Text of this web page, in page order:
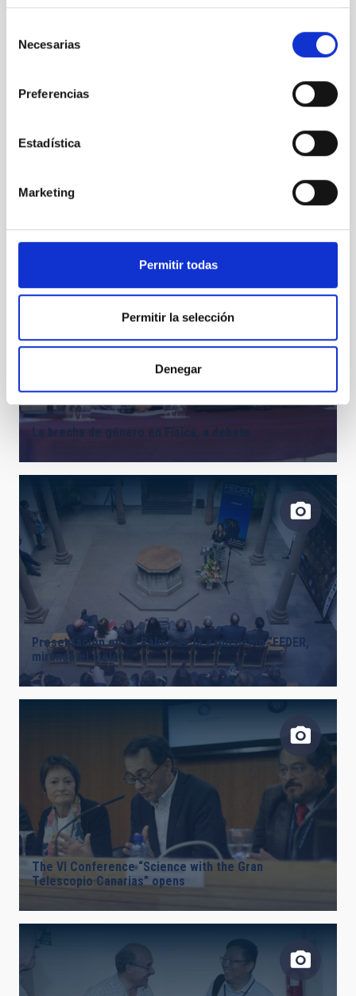
Necesarias
Preferencias
Estadística
Marketing
Permitir todas
Permitir la selección
Denegar
China y una delegación del NAOC visitan el IAC y los
La brecha de género en Física, a debate
Presentación en La Palma de la exposición “FEDER,
mirando el cielo”
The VI Conference “Science with the Gran
Telescopio Canarias” opens